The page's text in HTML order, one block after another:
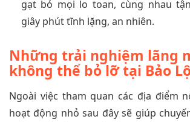
gạt bỏ mọi lo toan, cùng nhau
giây phút tĩnh lặng, an nhiên.
Những trải nghiệm lãng
không thể bỏ lỡ tại Bảo
Ngoài việc tham quan các địa điểm
hoạt động nhỏ sau đây sẽ giúp